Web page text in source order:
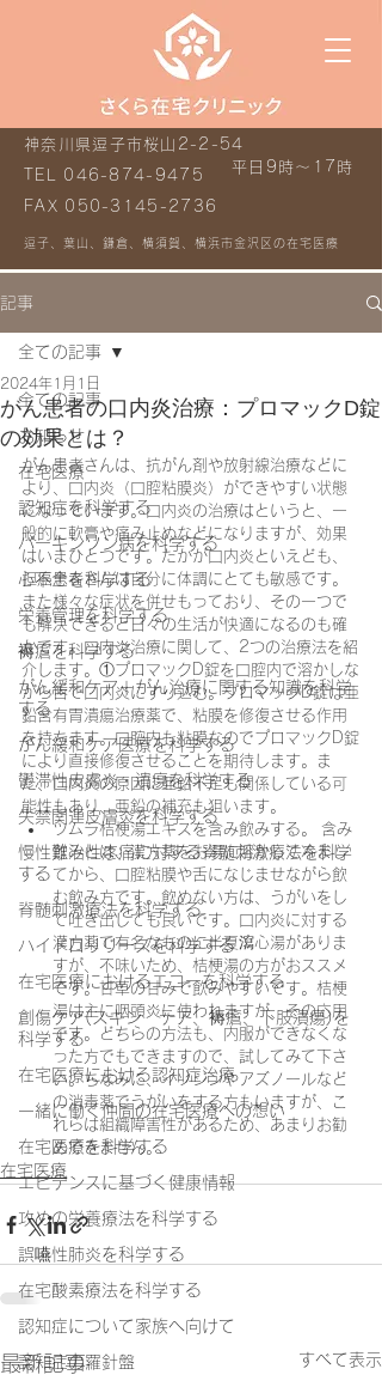
平日9時～17時
神奈川県逗子市桜山2-2-54
TEL 046-874-9475
FAX 050-3145-2736
逗子、葉山、鎌倉、横須賀、横浜市金沢区の在宅医療
記事
全ての記事
お知らせ
在宅医療
認知症を科学する
パーキンソン病を科学する
心不全を科学する
栄養管理を科学する
褥瘡を科学する
がん緩和ケア＋がん治療に関する知識を科学
する
がん緩和ケア医療を科学する
鬱滞性皮膚炎・潰瘍を科学する
失禁関連皮膚炎を科学する
慢性難治性疼痛に対する脊髄刺激療法を科学
する
脊髄刺激療法を科学する
ハイドロリリースを科学する
在宅医療におけるエコーを科学する
創傷ケア(スキン テア、褥瘡、下肢潰瘍)を
科学する
在宅医療における認知症治療
一緒に働く仲間の在宅医療への想い
在宅医療を科学する
エビデンスに基づく健康情報
攻めの栄養療法を科学する
誤嚥性肺炎を科学する
在宅酸素療法を科学する
認知症について家族へ向けて
認知症の羅針盤
全ての記事
がん患者の口内炎治療：プロマックD錠
の効果とは？
2024年1月1日
がん患者さんは、抗がん剤や放射線治療などに
より、口内炎（口腔粘膜炎）ができやすい状態
になっています。口内炎の治療はというと、一
般的に軟膏や痛み止めなどになりますが、効果
はいまひとつです。たかが口内炎といえども、
担癌患者さんは自分に体調にとても敏感です。
また様々な症状を併せもっており、その一つで
も解決できると日々の生活が快適になるのも確
かです。口内炎治療に関して、2つの治療法を紹
介します。①プロマックD錠を口腔内で溶かしな
がら舌で口内炎にすり込む。プロマックD錠は亜
鉛含有胃潰瘍治療薬で、粘膜を修復させる作用
を持ちます。口腔内も粘膜なのでプロマックD錠
により直接修復させることを期待します。ま
た、口内炎の原因に亜鉛不足も関係している可
能性もあり、亜鉛の補充も狙います。
ツムラ桔梗湯エキスを含み飲みする。 含み
飲みとは、漢方薬をお湯に溶かして冷まし
てから、口腔粘膜や舌になじませながら飲
む飲み方です。飲めない方は、うがいをし
て吐き出しても良いです。口内炎に対する
漢方薬で有名なものに半夏瀉心湯がありま
すが、不味いため、桔梗湯の方がおススメ
です。甘草の甘みで飲みやすいです。桔梗
湯は主に咽頭炎に使われますが、その応用
です。どちらの方法も、内服ができなくな
った方でもできますので、試してみて下さ
い。ちなみに、イソジンやアズノールなど
の消毒薬でうがいをする方もいますが、こ
れらは組織障害性があるため、あまりお勧
めできません。
在宅医療
最新記事 すべて表示